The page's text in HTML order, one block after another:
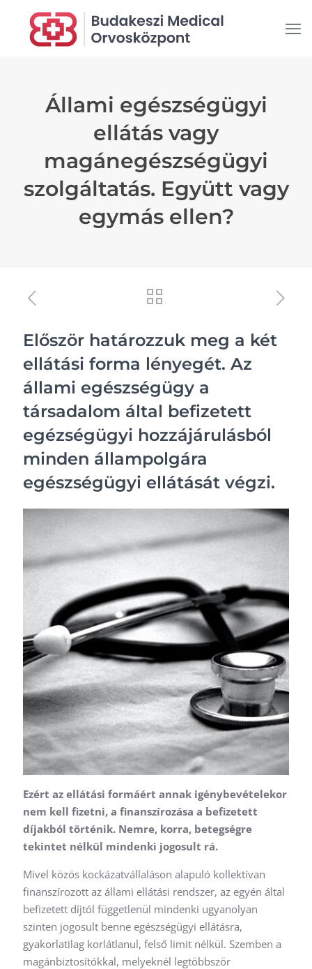
Állami egészségügyi
ellátás vagy
magánegészségügyi
szolgáltatás. Együtt vagy
egymás ellen?
Először határozzuk meg a két
ellátási forma lényegét. Az
állami egészségügy a
társadalom által befizetett
egézségügyi hozzájárulásból
minden állampolgára
egészségügyi ellátását végzi.
Ezért az ellátási formáért annak igénybevételekor
nem kell fizetni, a finanszírozása a befizetett
díjakból történik. Nemre, korra, betegségre
tekintet nélkül mindenki jogosult rá.
Mivel közös kockázatvállaláson alapuló kollektívan
finanszírozott az állami ellátási rendszer, az egyén által
befizetett díjtól függetlenül mindenki ugyanolyan
szinten jogosult benne egészségügyi ellátásra,
gyakorlatilag korlátlanul, felső limit nélkül. Szemben a
magánbiztosítókkal, melyeknél legtöbbször